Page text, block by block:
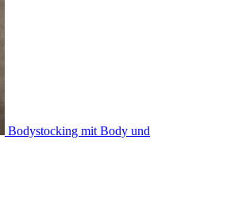
Bodystocking mit Body und